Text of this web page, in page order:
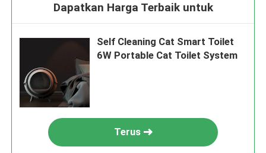
Dapatkan Harga Terbaik untuk
Self Cleaning Cat Smart Toilet
6W Portable Cat Toilet System
Terus